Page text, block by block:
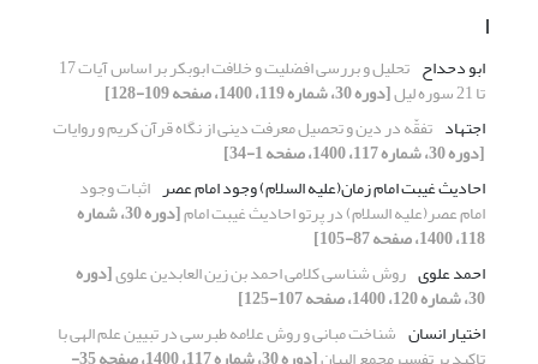
ا
ابو دحداح تحلیل و بررسی افضلیت و خلافت ابوبکر بر اساس آیات 17
تا 21 سوره لیل
[دوره 30، شماره 119، 1400، صفحه 109-128]
اجتهاد تفقّه در دین و تحصیل معرفت دینی از نگاه قرآن کریم و روایات
[دوره 30، شماره 117، 1400، صفحه 1-34]
احادیث غیبت امام زمان(علیه السلام) وجود امام عصر اثبات وجود
امام عصر(علیه السلام) در پرتو احادیث غیبت امام [دوره 30، شماره
118، 1400، صفحه 87-105]
احمد علوی روش شناسی کلامی احمد بن زین العابدین علوی[دوره
30، شماره 120، 1400، صفحه 107-125]
اختیار انسان شناخت مبانی و روش علامه طبرسی در تبیین علم الهی با